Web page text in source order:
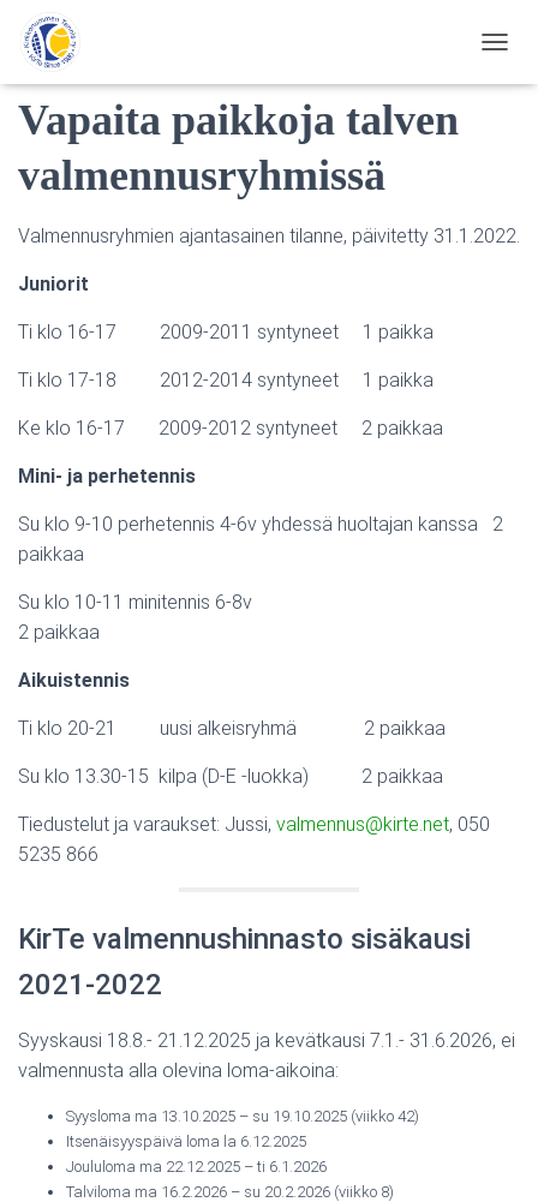
A
T
S
Etusivu
Vapaita paikkoja talven
valmennusryhmissä
Valmennusryhmien ajantasainen tilanne, päivitetty 31.1.2022.
Juniorit
Ti klo 16-17 2009-2011 syntyneet 1 paikka
Ti klo 17-18 2012-2014 syntyneet 1 paikka
Ke klo 16-17 2009-2012 syntyneet 2 paikkaa
Mini- ja perhetennis
Su klo 9-10 perhetennis 4-6v yhdessä huoltajan kanssa 2
paikkaa
Su klo 10-11 minitennis 6-8v
2 paikkaa
Aikuistennis
Ti klo 20-21 uusi alkeisryhmä 2 paikkaa
Su klo 13.30-15 kilpa (D-E -luokka) 2 paikkaa
Tiedustelut ja varaukset: Jussi, valmennus@kirte.net, 050
5235 866
KirTe valmennushinnasto sisäkausi
2021-2022
Syyskausi 18.8.- 21.12.2025 ja kevätkausi 7.1.- 31.6.2026, ei
valmennusta alla olevina loma-aikoina:
Syysloma ma 13.10.2025 – su 19.10.2025 (viikko 42)
Itsenäisyyspäivä loma la 6.12.2025
Joululoma ma 22.12.2025 – ti 6.1.2026
Talviloma ma 16.2.2026 – su 20.2.2026 (viikko 8)